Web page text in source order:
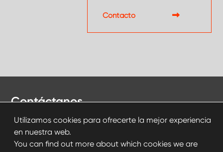
Contacto
Contáctanos
Contacto
Utilizamos cookies para ofrecerte la mejor experiencia
en nuestra web.
You can find out more about which cookies we are